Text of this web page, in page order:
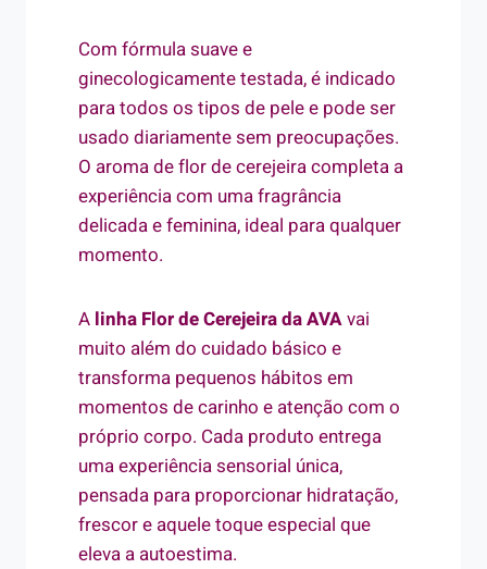
Com fórmula suave e
ginecologicamente testada, é indicado
para todos os tipos de pele e pode ser
usado diariamente sem preocupações.
O aroma de flor de cerejeira completa a
experiência com uma fragrância
delicada e feminina, ideal para qualquer
momento.
A linha Flor de Cerejeira da AVAvai
muito além do cuidado básico e
transforma pequenos hábitos em
momentos de carinho e atenção com o
próprio corpo. Cada produto entrega
uma experiência sensorial única,
pensada para proporcionar hidratação,
frescor e aquele toque especial que
eleva a autoestima.